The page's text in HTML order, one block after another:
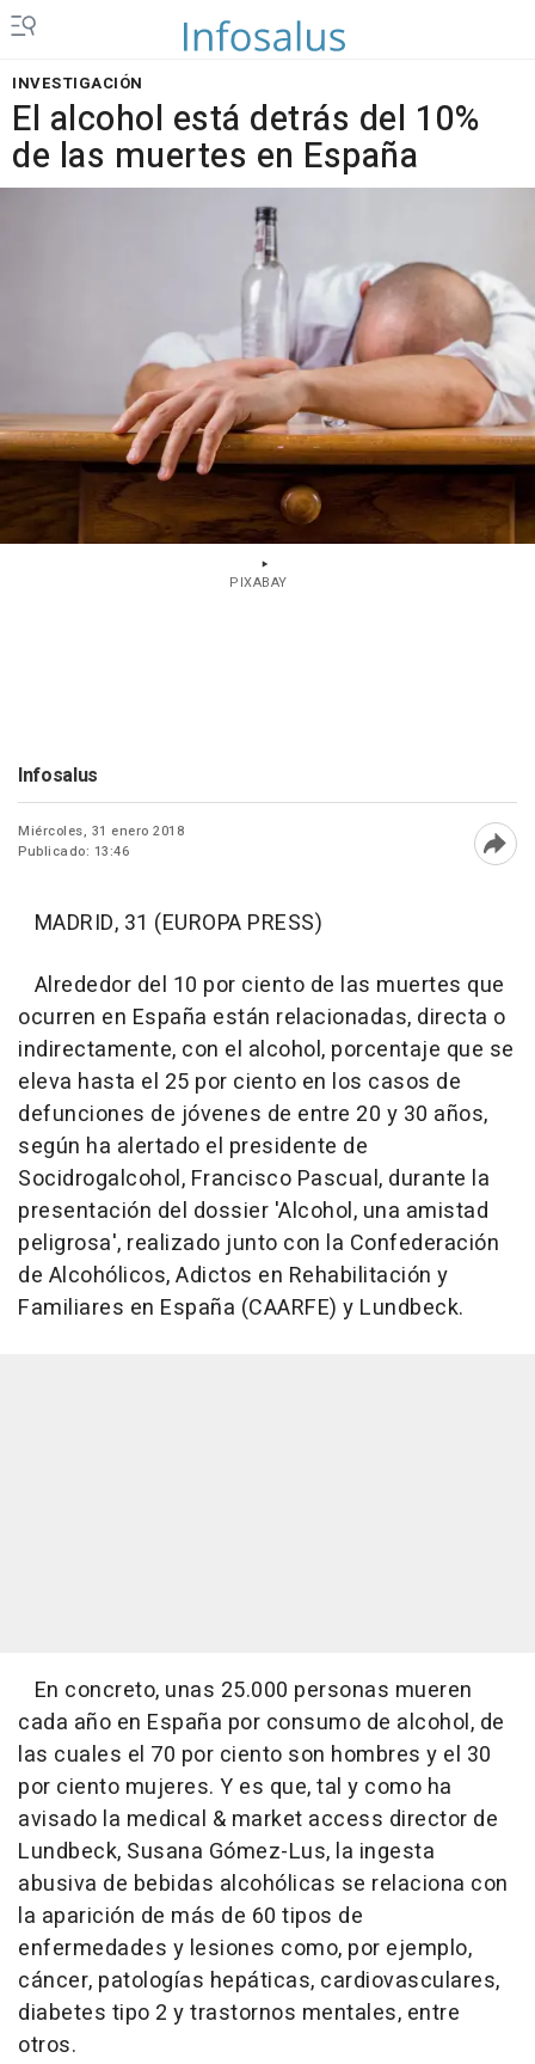
INVESTIGACIÓN
El alcohol está detrás del 10%
de las muertes en España
PIXABAY
Infosalus
Miércoles, 31 enero 2018
Publicado: 13:46
MADRID, 31 (EUROPA PRESS)
Alrededor del 10 por ciento de las muertes que
ocurren en España están relacionadas, directa o
indirectamente, con el alcohol, porcentaje que se
eleva hasta el 25 por ciento en los casos de
defunciones de jóvenes de entre 20 y 30 años,
según ha alertado el presidente de
Socidrogalcohol, Francisco Pascual, durante la
presentación del dossier 'Alcohol, una amistad
peligrosa', realizado junto con la Confederación
de Alcohólicos, Adictos en Rehabilitación y
Familiares en España (CAARFE) y Lundbeck.
En concreto, unas 25.000 personas mueren
cada año en España por consumo de alcohol, de
las cuales el 70 por ciento son hombres y el 30
por ciento mujeres. Y es que, tal y como ha
avisado la medical & market access director de
Lundbeck, Susana Gómez-Lus, la ingesta
abusiva de bebidas alcohólicas se relaciona con
la aparición de más de 60 tipos de
enfermedades y lesiones como, por ejemplo,
cáncer, patologías hepáticas, cardiovasculares,
diabetes tipo 2 y trastornos mentales, entre
otros.